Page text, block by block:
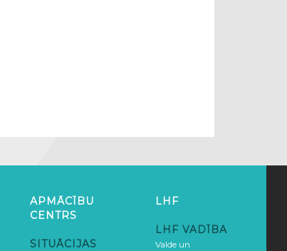
APMĀCĪBU
CENTRS
SITUĀCIJAS
LHF
LHF VADĪBA
Valde un